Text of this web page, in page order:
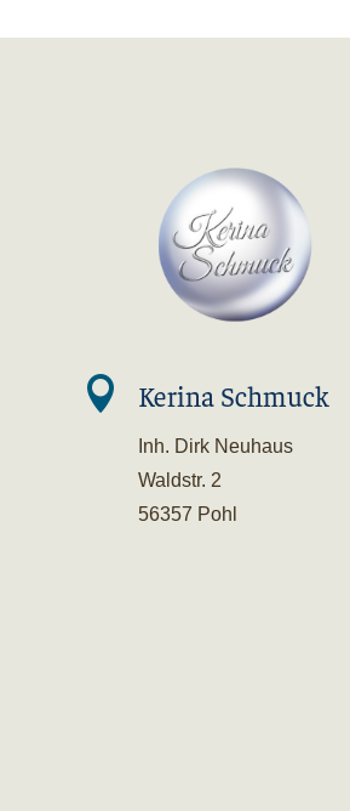
 Kerina Schmuck
Inh. Dirk Neuhaus
Waldstr. 2
56357 Pohl